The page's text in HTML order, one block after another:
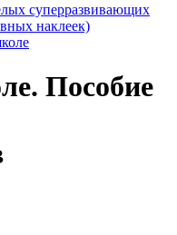
суперразвивающих
наклеек)
Пособие